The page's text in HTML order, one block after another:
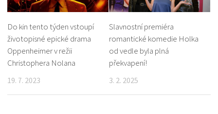
Do kin tento týden vstoupí
životopisné epické drama
Oppenheimer v režii
Christophera Nolana
19. 7. 2023
Slavnostní premiéra
romantické komedie Holka
od vedle byla plná
překvapení!
3. 2. 2025